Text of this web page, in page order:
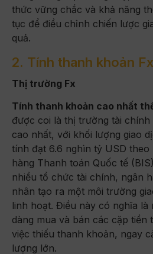
thức vững chắc và khả năng
tục để điều chỉnh chiến lược
quả.
2. Tính thanh khoản
Thị trường Fx
Tính thanh khoản cao nhất
được coi là thị trường tài
cao nhất, với khối lượng giao
tính đạt 6.6 nghìn tỷ USD theo
hàng Thanh toán Quốc tế
nhiều tổ chức tài chính, ngân
nhân tạo ra một môi trường
linh hoạt. Điều này có nghĩa là
dàng mua và bán các cặp tiền
việc thiếu thanh khoản, ngay
lượng lớn.